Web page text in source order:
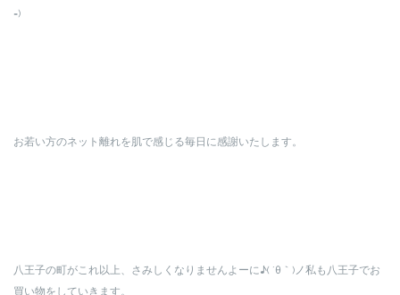
=)
お若い方のネット離れを肌で感じる毎日に感謝いたします。
八王子の町がこれ以上、さみしくなりませんよーに♪( ´θ｀)ノ私も八王子でお
買い物をしていきます。